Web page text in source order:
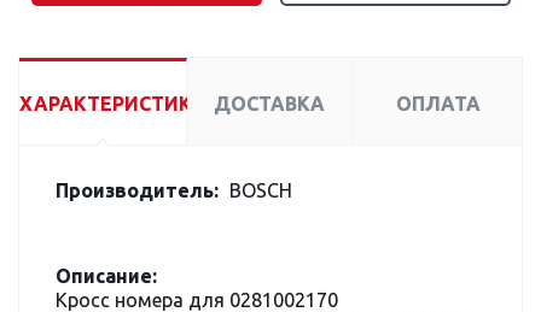
ХАРАКТЕРИСТИКИ ДОСТАВКА ОПЛАТА
Производитель: BOSCH
Описание:
Кросс номера для 0281002170